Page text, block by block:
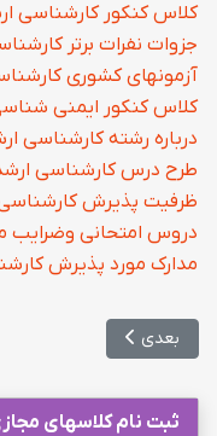
کلاس کنکور کارشناسی
جزوات نفرات برتر
آزمونهای کشوری
کلاس کنکور ایمنی
درباره رشته کارشناسی
طرح درس کارشناسی
ظرفیت پذیرش
دروس امتحانی وضرایب
مدارک مورد پذیرش
مطلب بعدی: کلاس کنکور
بعدی
ثبت نام کلاسهای